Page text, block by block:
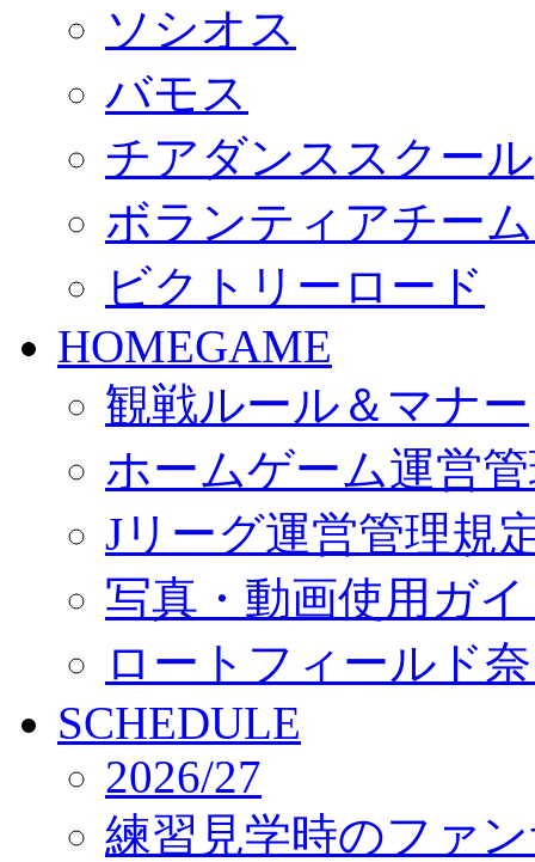
ソシオス
バモス
チアダンススクール
ボランティアチー
ビクトリーロード
HOMEGAME
観戦ルール＆マナー
ホームゲーム運営
Jリーグ運営管理規
写真・動画使用ガ
ロートフィールド
SCHEDULE
2026/27
練習見学時のファ